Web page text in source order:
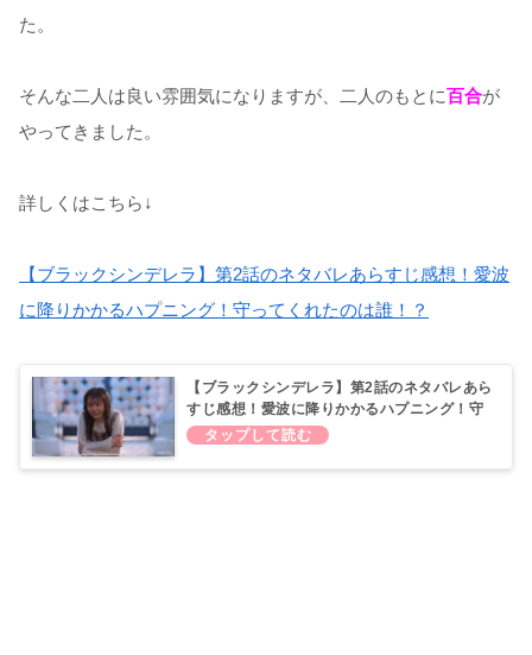
た。
そんな二人は良い雰囲気になりますが、二人のもとに百合が
やってきました。
詳しくはこちら↓
【ブラックシンデレラ】第2話のネタバレあらすじ感想！愛波
に降りかかるハプニング！守ってくれたのは誰！？
【ブラックシンデレラ】第2話のネタバレあら
すじ感想！愛波に降りかかるハプニング！守
ってくれたのは誰！？